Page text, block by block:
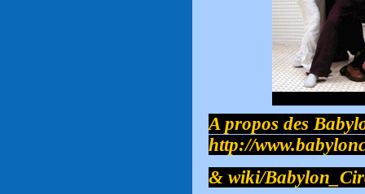
A propos des
http://
& wiki/